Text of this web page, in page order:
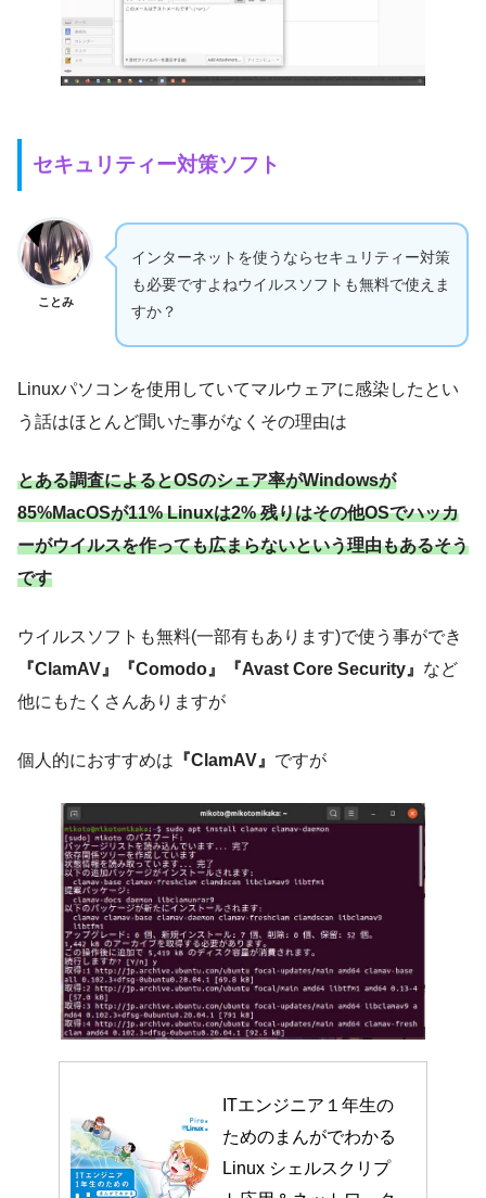
セキュリティー対策ソフト
ことみ
インターネットを使うならセキュリティー対策
も必要ですよねウイルスソフトも無料で使えま
すか？
Linuxパソコンを使用していてマルウェアに感染したとい
う話はほとんど聞いた事がなくその理由は
とある調査によるとOSのシェア率がWindowsが
85%MacOSが11% Linuxは2% 残りはその他OSでハッカ
ーがウイルスを作っても広まらないという理由もあるそう
です
ウイルスソフトも無料(一部有もあります)で使う事ができ
『ClamAV』『Comodo』『Avast Core Security』 など
他にもたくさんありますが
個人的におすすめは 『ClamAV』 ですが
ITエンジニア１年生の
ためのまんがでわかる
Linux シェルスクリプ